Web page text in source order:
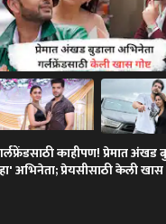
काहीपण! प्रेमात अंखड
अभिनेता; प्रेयसीसाठी केली खास